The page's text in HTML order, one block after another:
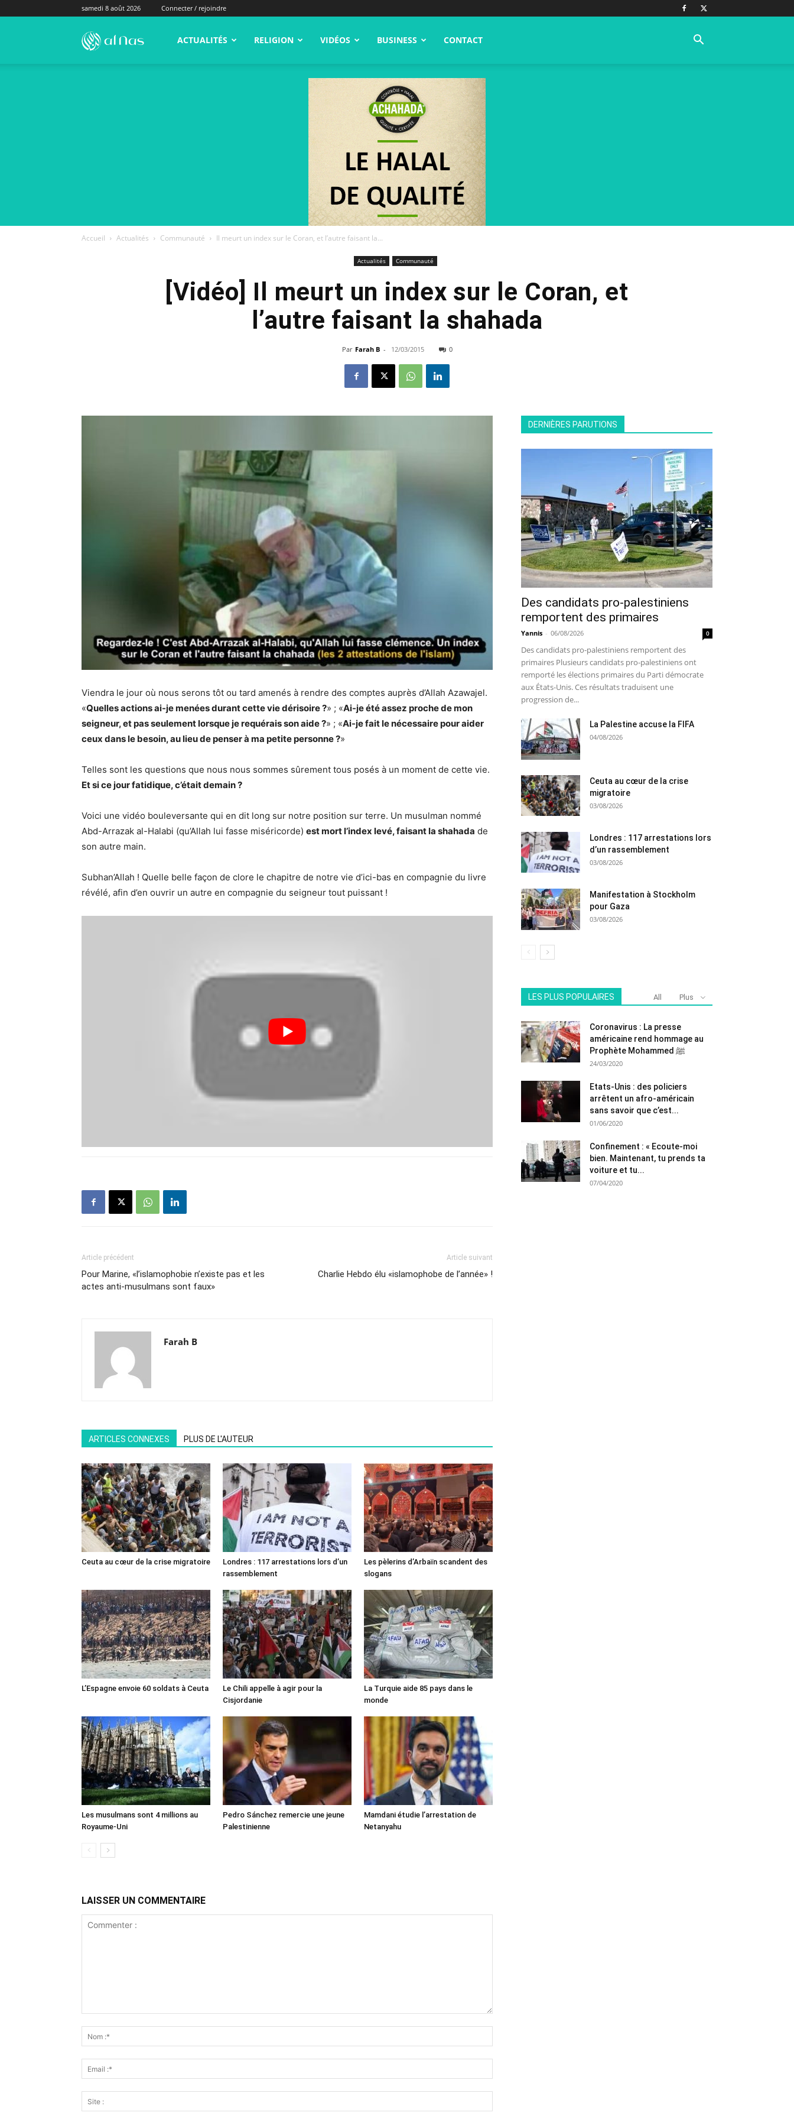
samedi 8 août 2026 Connecter / rejoindre
alNas.fr ACTUALITÉS RELIGION VIDÉOS BUSINESS CONTACT
Accueil Actualités Communauté Il meurt un index sur le Coran, et l’autre faisant la...
Actualités Communauté
[Vidéo] Il meurt un index sur le Coran, et
l’autre faisant la shahada
Par Farah B - 12/03/2015 0
Viendra le jour où nous serons tôt ou tard amenés à rendre des comptes auprès d’Allah Azawajel.
«Quelles actions ai-je menées durant cette vie dérisoire ?» ; «Ai-je été assez proche de mon
seigneur, et pas seulement lorsque je requérais son aide ?» ; «Ai-je fait le nécessaire pour aider
ceux dans le besoin, au lieu de penser à ma petite personne ?»
Telles sont les questions que nous nous sommes sûrement tous posés à un moment de cette vie.
Et si ce jour fatidique, c’était demain ?
Voici une vidéo bouleversante qui en dit long sur notre position sur terre. Un musulman nommé
Abd-Arrazak al-Halabi (qu’Allah lui fasse miséricorde) est mort l’index levé, faisant la shahada de
son autre main.
Subhan’Allah ! Quelle belle façon de clore le chapitre de notre vie d’ici-bas en compagnie du livre
révélé, afin d’en ouvrir un autre en compagnie du seigneur tout puissant !
Article précédent
Pour Marine, «l’islamophobie n’existe pas et les
actes anti-musulmans sont faux»
Article suivant
Charlie Hebdo élu «islamophobe de l’année» !
Farah B
ARTICLES CONNEXES PLUS DE L'AUTEUR
Ceuta au cœur de la crise migratoire
Londres : 117 arrestations lors d’un
rassemblement
Les pèlerins d’Arbaïn scandent des
slogans
L’Espagne envoie 60 soldats à Ceuta
Le Chili appelle à agir pour la
Cisjordanie
La Turquie aide 85 pays dans le
monde
Les musulmans sont 4 millions au
Royaume-Uni
Pedro Sánchez remercie une jeune
Palestinienne
Mamdani étudie l’arrestation de
Netanyahu
LAISSER UN COMMENTAIRE
DERNIÈRES PARUTIONS
Des candidats pro-palestiniens
remportent des primaires
Yannis - 06/08/2026 0
Des candidats pro-palestiniens remportent des
primaires Plusieurs candidats pro-palestiniens ont
remporté les élections primaires du Parti démocrate
aux États-Unis. Ces résultats traduisent une
progression de...
La Palestine accuse la FIFA
04/08/2026
Ceuta au cœur de la crise
migratoire
03/08/2026
Londres : 117 arrestations lors
d’un rassemblement
03/08/2026
Manifestation à Stockholm
pour Gaza
03/08/2026
LES PLUS POPULAIRES All Plus
Coronavirus : La presse
américaine rend hommage au
Prophète Mohammed ﷺ
24/03/2020
Etats-Unis : des policiers
arrêtent un afro-américain
sans savoir que c’est...
01/06/2020
Confinement : « Ecoute-moi
bien. Maintenant, tu prends ta
voiture et tu...
07/04/2020